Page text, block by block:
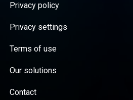
Privacy policy
Privacy settings
Terms of use
Our solutions
Contact